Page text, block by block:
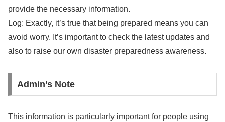
provide the necessary information.
Log: Exactly, it’s true that being prepared means you can
avoid worry. It’s important to check the latest updates and
also to raise our own disaster preparedness awareness.
Admin’s Note
This information is particularly important for people using